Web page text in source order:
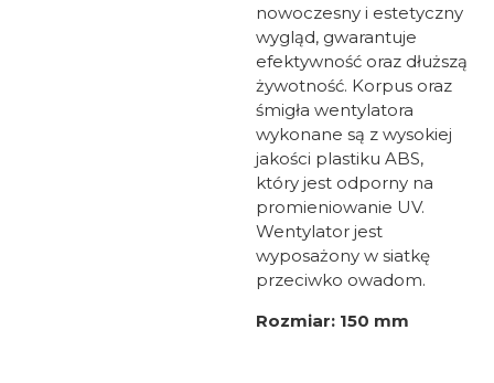
nowoczesny i estetyczny
wygląd, gwarantuje
efektywność oraz dłuższą
żywotność. Korpus oraz
śmigła wentylatora
wykonane są z wysokiej
jakości plastiku ABS,
który jest odporny na
promieniowanie UV.
Wentylator jest
wyposażony w siatkę
przeciwko owadom.
Rozmiar: 150 mm